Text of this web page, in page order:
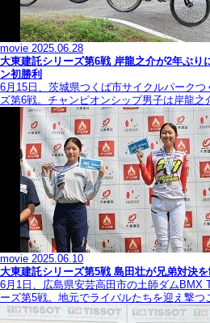
movie 2025.06.28
大東建託シリーズ第6戦 岸龍之介が2年ぶり
ン初勝利
6月15日、茨城県つくば市サイクルパーク
ズ第6戦。チャンピオンシップ男子は岸龍
movie 2025.06.10
大東建託シリーズ第5戦 島田壮が兄弟対決
6月1日、広島県安芸高田市の土師ダムBMX
ーズ第5戦。地元でライバルたちを迎え撃